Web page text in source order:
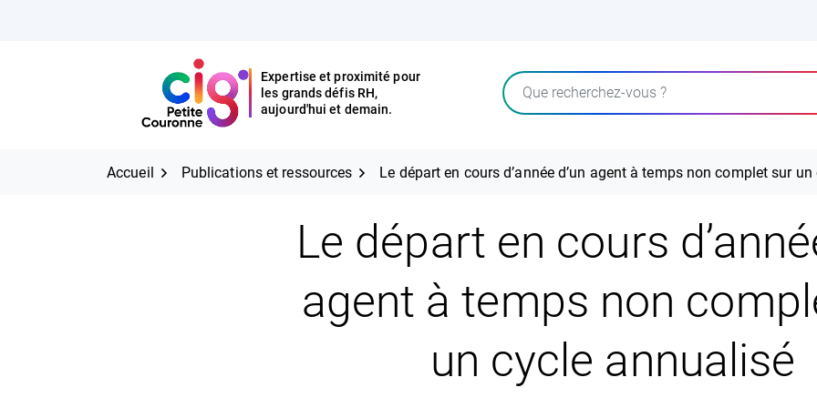
CIG Petite Couronne
Expertise et proximité pour
les grands défis RH,
aujourd'hui et demain.
Rechercher
CIG Petite Couronne
Expertise et proximité pour
les grands défis RH,
aujourd'hui et demain.
Accueil Publications et ressources Le départ en cours d’année d’un agent à temps non complet sur
Le départ en cours
agent à temps non
un cycle annualisé